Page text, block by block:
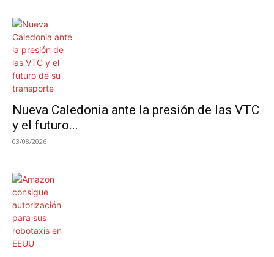
Nueva Caledonia ante la presión de las VTC
y el futuro...
03/08/2026